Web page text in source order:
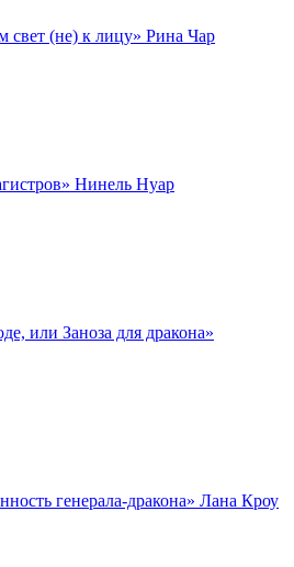
свет (не) к лицу» Рина Чар
Нинель Нуар
или Заноза для дракона»
генерала-дракона» Лана Кроу